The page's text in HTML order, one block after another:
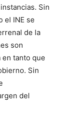
Sin
el INE se
de la
son
tanto que
Sin
del